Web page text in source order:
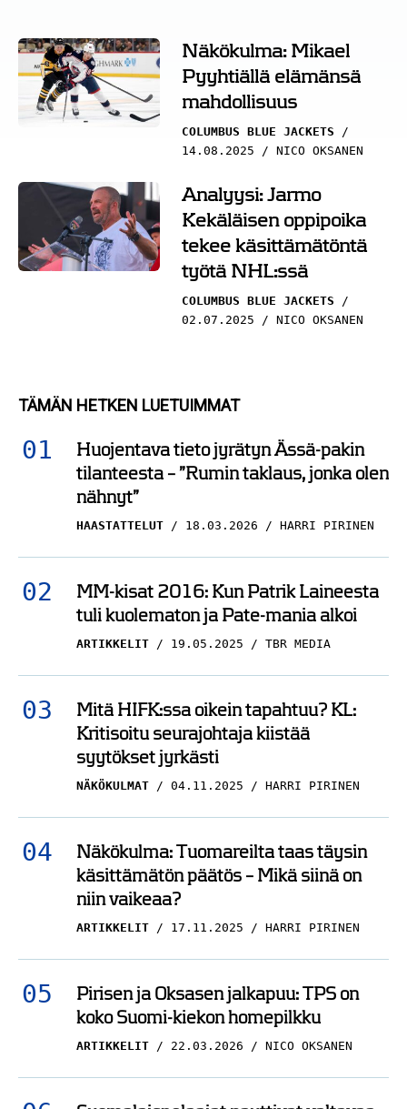
Näkökulma: Mikael
Pyyhtiällä elämänsä
mahdollisuus
COLUMBUS BLUE JACKETS
14.08.2025
NICO OKSANEN
Analyysi: Jarmo
Kekäläisen oppipoika
tekee käsittämätöntä
työtä NHL:ssä
COLUMBUS BLUE JACKETS
02.07.2025
NICO OKSANEN
TÄMÄN HETKEN LUETUIMMAT
Huojentava tieto jyrätyn Ässä-pakin
tilanteesta – ”Rumin taklaus, jonka olen
nähnyt”
HAASTATTELUT 18.03.2026 HARRI PIRINEN
MM-kisat 2016: Kun Patrik Laineesta
tuli kuolematon ja Pate-mania alkoi
ARTIKKELIT 19.05.2025 TBR MEDIA
Mitä HIFK:ssa oikein tapahtuu? KL:
Kritisoitu seurajohtaja kiistää
syytökset jyrkästi
NÄKÖKULMAT 04.11.2025 HARRI PIRINEN
Näkökulma: Tuomareilta taas täysin
käsittämätön päätös – Mikä siinä on
niin vaikeaa?
ARTIKKELIT 17.11.2025 HARRI PIRINEN
Pirisen ja Oksasen jalkapuu: TPS on
koko Suomi-kiekon homepilkku
ARTIKKELIT 22.03.2026 NICO OKSANEN